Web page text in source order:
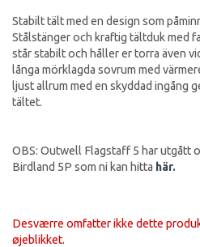
Stabilt tält med en design som
Stålstänger och kraftig tältduk med
står stabilt och håller er torra även
långa mörklagda sovrum med
ljust allrum med en skyddad ingång
tältet.
OBS: Outwell Flagstaff 5 har utgått
Birdland 5P som ni kan hitta här.
Desværre omfatter ikke dette
øjeblikket.